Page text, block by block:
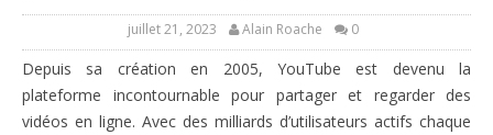
juillet 21, 2023 Alain Roache 0
Depuis sa création en 2005, YouTube est devenu la
plateforme incontournable pour partager et regarder des
vidéos en ligne. Avec des milliards d’utilisateurs actifs chaque